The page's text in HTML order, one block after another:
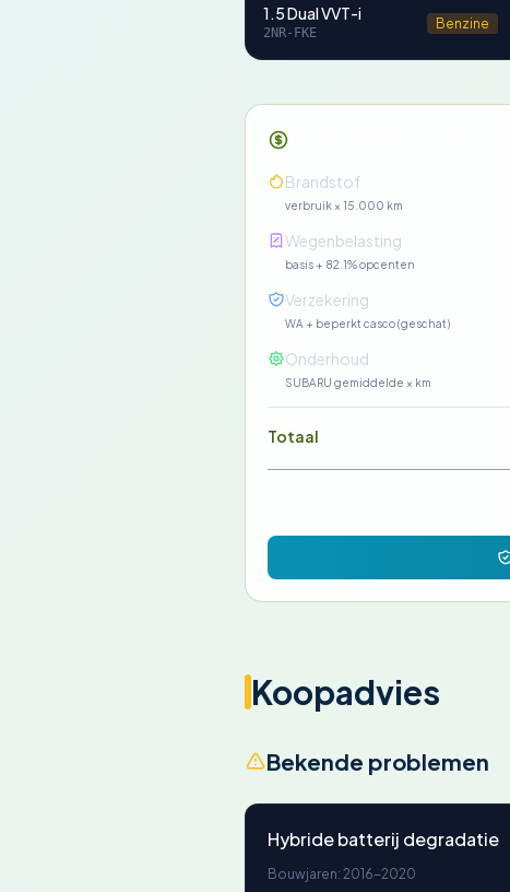
1.5 Dual VVT-i
2NR-FKE
Benzine
Brandstof
verbruik × 15.000 km
Wegenbelasting
basis + 82.1% opcenten
Verzekering
WA + beperkt casco (geschat)
Onderhoud
SUBARU gemiddelde × km
Totaal
Koopadvies
Bekende problemen
Hybride batterij degradatie
Bouwjaren: 2016-2020